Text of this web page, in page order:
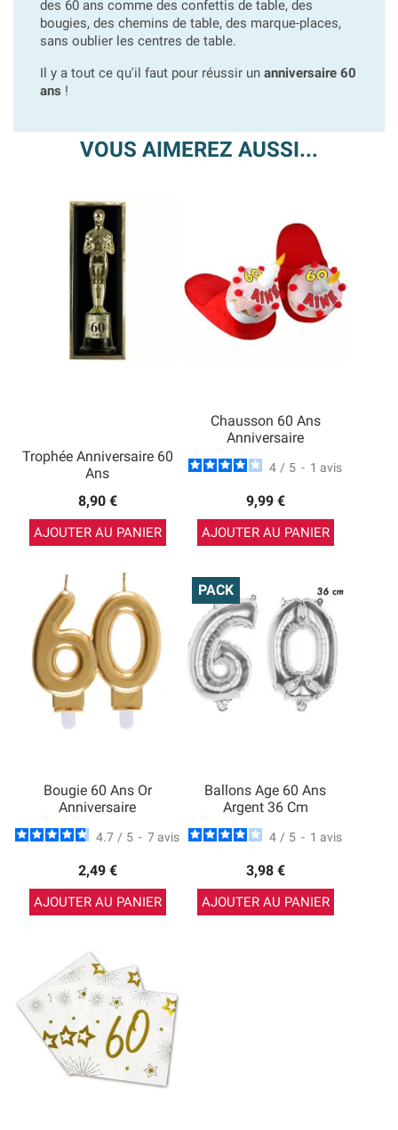
des 60 ans comme des confettis de table, des
bougies, des chemins de table, des marque-places,
sans oublier les centres de table.
Il y a tout ce qu'il faut pour réussir un anniversaire 60
ans !
VOUS AIMEREZ AUSSI...
Trophée Anniversaire 60
Ans
8,90 €
AJOUTER AU PANIER
Chausson 60 Ans
Anniversaire
4 / 5 - 1 avis
9,99 €
AJOUTER AU PANIER
Bougie 60 Ans Or
Anniversaire
4.7 / 5 - 7 avis
2,49 €
AJOUTER AU PANIER
Ballons Age 60 Ans
Argent 36 Cm
4 / 5 - 1 avis
3,98 €
AJOUTER AU PANIER
PACK